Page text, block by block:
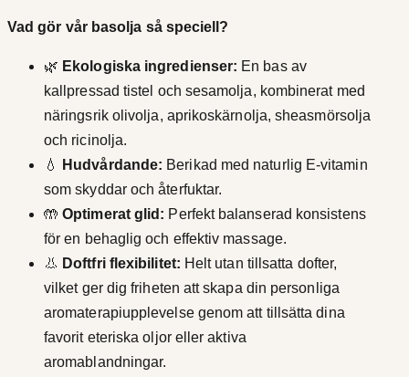
Vad gör vår basolja så speciell?
🌿 Ekologiska ingredienser: En bas av
kallpressad tistel och sesamolja, kombinerat med
näringsrik olivolja, aprikoskärnolja, sheasmörsolja
och ricinolja.
💧
Hudvårdande: Berikad med naturlig E-vitamin
som skyddar och återfuktar.
🤲Optimerat glid: Perfekt balanserad konsistens
för en behaglig och effektiv massage.
👃 Doftfri flexibilitet: Helt utan tillsatta dofter,
vilket ger dig friheten att skapa din personliga
aromaterapiupplevelse genom att tillsätta dina
favorit eteriska oljor eller aktiva
aromablandningar.